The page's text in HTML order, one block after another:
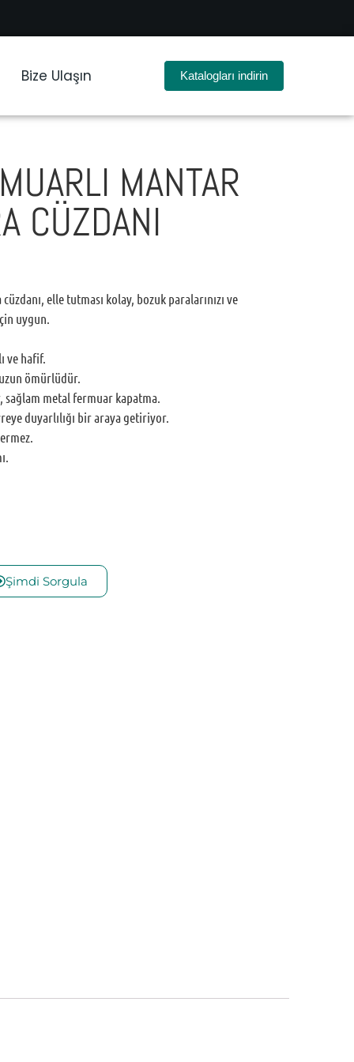
Bize Ulaşın Katalogları indirin
MANTAR
CÜZDANI
elle tutması kolay, bozuk paralarınızı ve
uygun.
ve hafif.
ömürlüdür.
sağlam metal fermuar kapatma.
duyarlılığı bir araya getiriyor.
Şimdi Sorgula